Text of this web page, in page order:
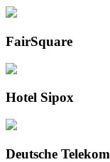
FairSquare
Hotel Sipox
Deutsche Telekom